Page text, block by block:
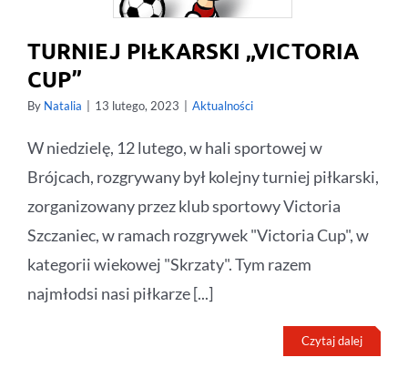
TURNIEJ PIŁKARSKI „VICTORIA
CUP”
By Natalia | 13 lutego, 2023 | Aktualności
W niedzielę, 12 lutego, w hali sportowej w
Brójcach, rozgrywany był kolejny turniej piłkarski,
zorganizowany przez klub sportowy Victoria
Szczaniec, w ramach rozgrywek "Victoria Cup", w
kategorii wiekowej "Skrzaty". Tym razem
najmłodsi nasi piłkarze [...]
Czytaj dalej